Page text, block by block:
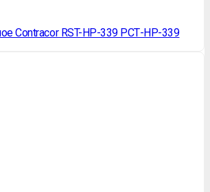
Contracor RST-HP-339 РСТ-НР-339